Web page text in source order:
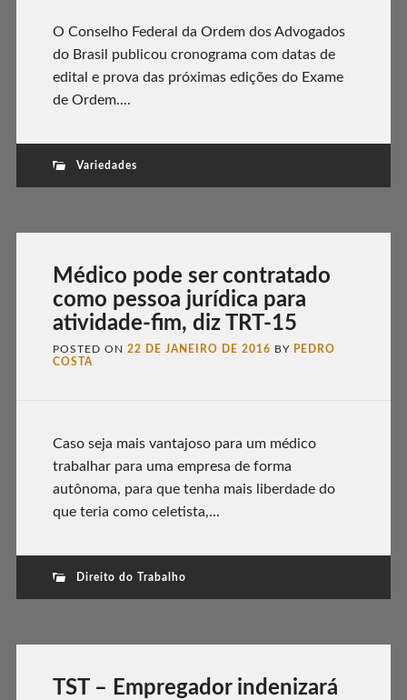
O Conselho Federal da Ordem dos Advogados
do Brasil publicou cronograma com datas de
edital e prova das próximas edições do Exame
de Ordem....
Variedades
Médico pode ser contratado
como pessoa jurídica para
atividade-fim, diz TRT-15
POSTED ON 22 DE JANEIRO DE 2016 BY PEDRO
COSTA
Caso seja mais vantajoso para um médico
trabalhar para uma empresa de forma
autônoma, para que tenha mais liberdade do
que teria como celetista,...
Direito do Trabalho
TST – Empregador indenizará